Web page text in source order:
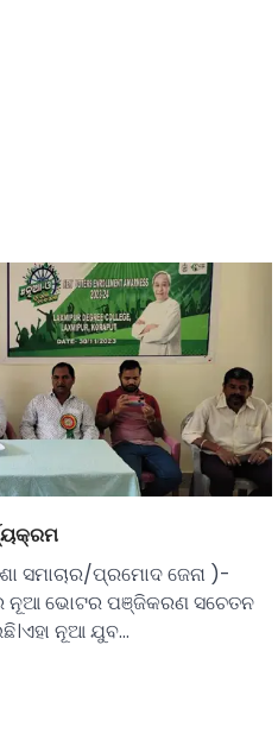
ସମାଚାର/ପ୍ରମୋଦ ଜେନା )-
ନୂଆ ଭୋଟର ପଞ୍ଜିକରଣ ସଚେତନ
ନୂଆ ଯୁବ…